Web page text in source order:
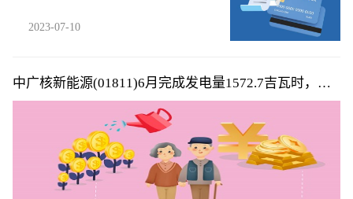
2023-07-10
中广核新能源(01811)6月完成发电量1572.7吉瓦时，同
比减少6.6%